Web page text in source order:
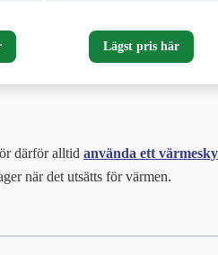
Lägst pris här
därför alltid använda ett
när det utsätts för värmen.